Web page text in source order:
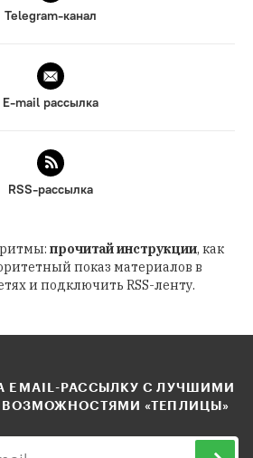
Telegram-канал
E-mail рассылка
RSS-рассылка
прочитай инструкции, как
показ материалов в
и подключить RSS-ленту.
EMAIL-РАССЫЛКУ С ЛУЧШИМИ
«ТЕПЛИЦЫ»